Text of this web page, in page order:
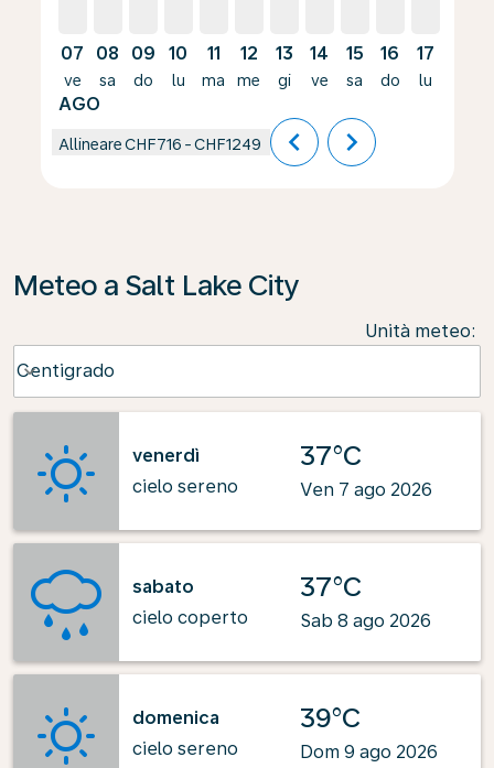
07
ve
AGO
08
sa
09
do
10
lu
11
ma
12
me
13
gi
14
ve
15
sa
16
do
17
lu
AllineareCHF716 -CHF1249 chevron_left chevron_right
Meteo a Salt Lake City
Unità meteo:
Centigrado
keyboard_arrow_down
venerdì
cielo sereno
37°C
Ven 7 ago 2026
sabato
cielo coperto
37°C
Sab 8 ago 2026
domenica
cielo sereno
39°C
Dom 9 ago 2026